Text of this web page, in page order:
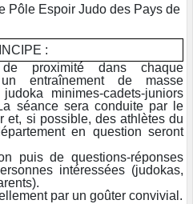
Pôle Espoir Judo des Pays de
:
proximité dans chaque
entraînement de masse
minimes-cadets-juniors
séance sera conduite par le
et, si possible, des athlètes du
en question seront
puis de questions-réponses
intéressées (judokas,
par un goûter convivial.